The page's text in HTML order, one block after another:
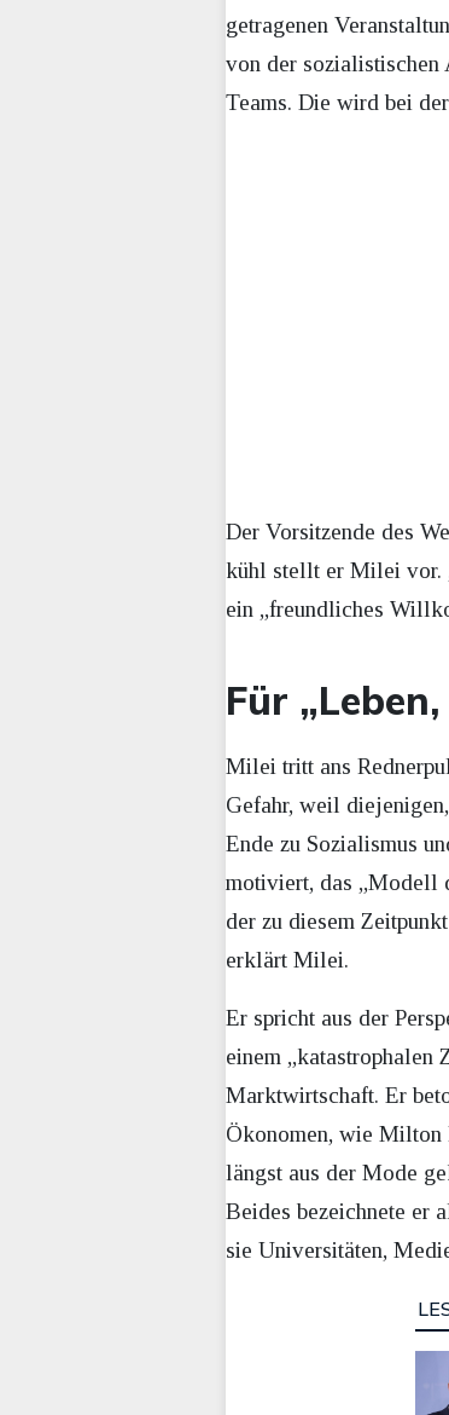
getragenen
von der sozialistischen
Teams. Die wird bei
Der Vorsitzende des
kühl stellt er Milei vor.
ein „freundliches
Für
Milei tritt ans
Gefahr, weil
Ende zu Sozialismus
motiviert, das „Modell
der zu diesem
erklärt Milei.
Er spricht aus der
einem „katastrophalen
Marktwirtschaft. Er
Ökonomen, wie Milton
längst aus der Mode
Beides bezeichnete er
sie Universitäten,